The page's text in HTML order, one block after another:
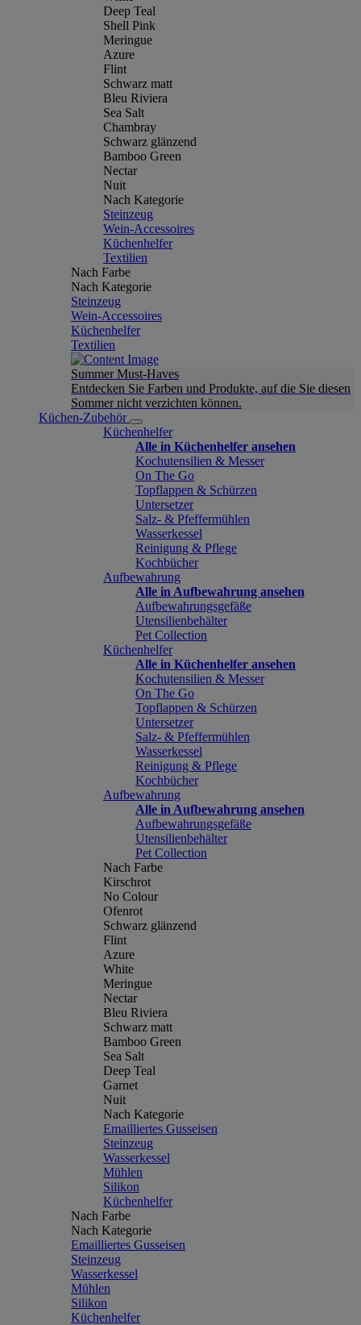
Deep Teal
Shell Pink
Meringue
Azure
Flint
Schwarz matt
Bleu Riviera
Sea Salt
Chambray
Schwarz glänzend
Bamboo Green
Nectar
Nuit
Nach Kategorie
Steinzeug
Wein-Accessoires
Küchenhelfer
Textilien
Nach Farbe
Nach Kategorie
Steinzeug
Wein-Accessoires
Küchenhelfer
Textilien
Summer Must-Haves
Entdecken Sie Farben und Produkte, auf die Sie diesen
Sommer nicht verzichten können.
Küchen-Zubehör
Küchenhelfer
Alle in Küchenhelfer ansehen
Kochutensilien & Messer
On The Go
Topflappen & Schürzen
Untersetzer
Salz- & Pfeffermühlen
Wasserkessel
Reinigung & Pflege
Kochbücher
Aufbewahrung
Alle in Aufbewahrung ansehen
Aufbewahrungsgefäße
Utensilienbehälter
Pet Collection
Küchenhelfer
Alle in Küchenhelfer ansehen
Kochutensilien & Messer
On The Go
Topflappen & Schürzen
Untersetzer
Salz- & Pfeffermühlen
Wasserkessel
Reinigung & Pflege
Kochbücher
Aufbewahrung
Alle in Aufbewahrung ansehen
Aufbewahrungsgefäße
Utensilienbehälter
Pet Collection
Nach Farbe
Kirschrot
No Colour
Ofenrot
Schwarz glänzend
Flint
Azure
White
Meringue
Nectar
Bleu Riviera
Schwarz matt
Bamboo Green
Sea Salt
Deep Teal
Garnet
Nuit
Nach Kategorie
Emailliertes Gusseisen
Steinzeug
Wasserkessel
Mühlen
Silikon
Küchenhelfer
Nach Farbe
Nach Kategorie
Emailliertes Gusseisen
Steinzeug
Wasserkessel
Mühlen
Silikon
Küchenhelfer